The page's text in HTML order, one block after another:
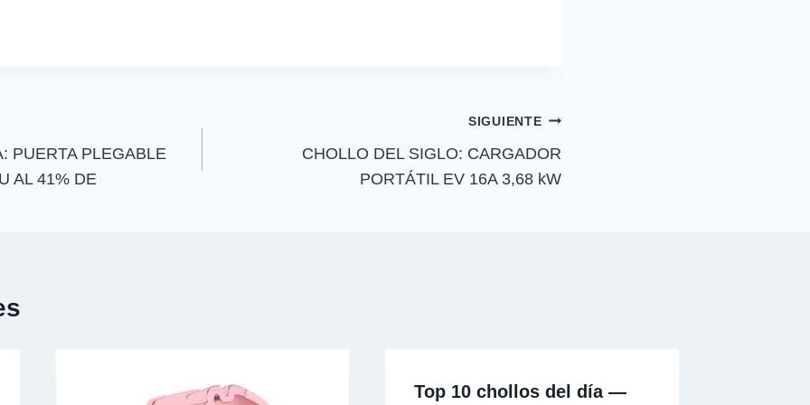
PUERTA PLEGABLE
AL 41% DE
SIGUIENTE
CHOLLO DEL SIGLO: CARGADOR
PORTÁTIL EV 16A 3,68 kW
Top 10 chollos del día —